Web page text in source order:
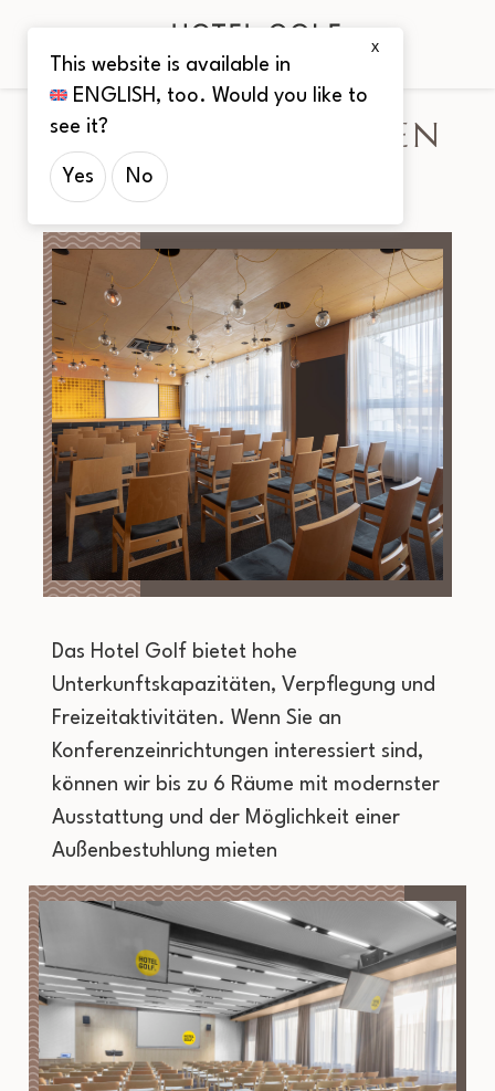
FÜR UNTERNEHMEN
Das Hotel Golf bietet hohe
Unterkunftskapazitäten, Verpflegung und
Freizeitaktivitäten. Wenn Sie an
Konferenzeinrichtungen interessiert sind,
können wir bis zu 6 Räume mit modernster
Ausstattung und der Möglichkeit einer
Außenbestuhlung mieten
X
This website is available in
ENGLISH , too. Would you like to
see it?
Yes No